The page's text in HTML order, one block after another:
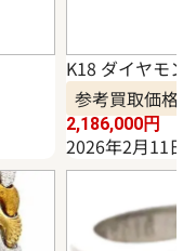
K18 ダイヤモン
参考買取価格
2,186,000円
2026年2月11日